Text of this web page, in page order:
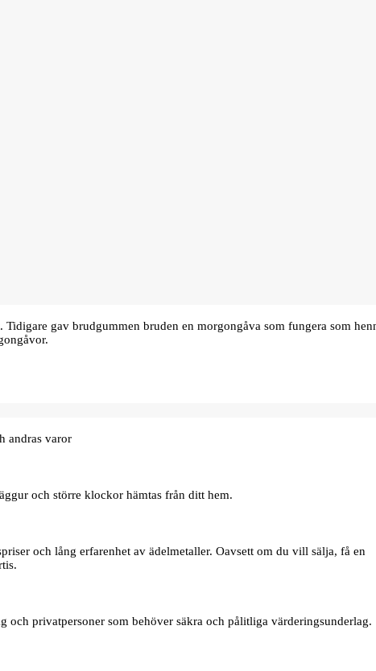
gav brudgummen bruden en morgongåva som fungera som
andras varor
och större klockor hämtas från ditt hem.
och lång erfarenhet av ädelmetaller. Oavsett om du vill sälja, få en
privatpersoner som behöver säkra och pålitliga värderingsunderlag.